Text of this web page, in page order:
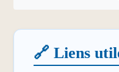
🔗 Liens